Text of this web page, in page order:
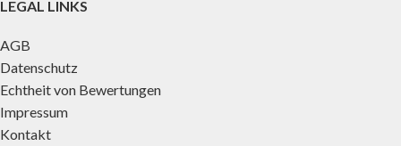
LEGAL LINKS
AGB
Datenschutz
Echtheit von Bewertungen
Impressum
Kontakt